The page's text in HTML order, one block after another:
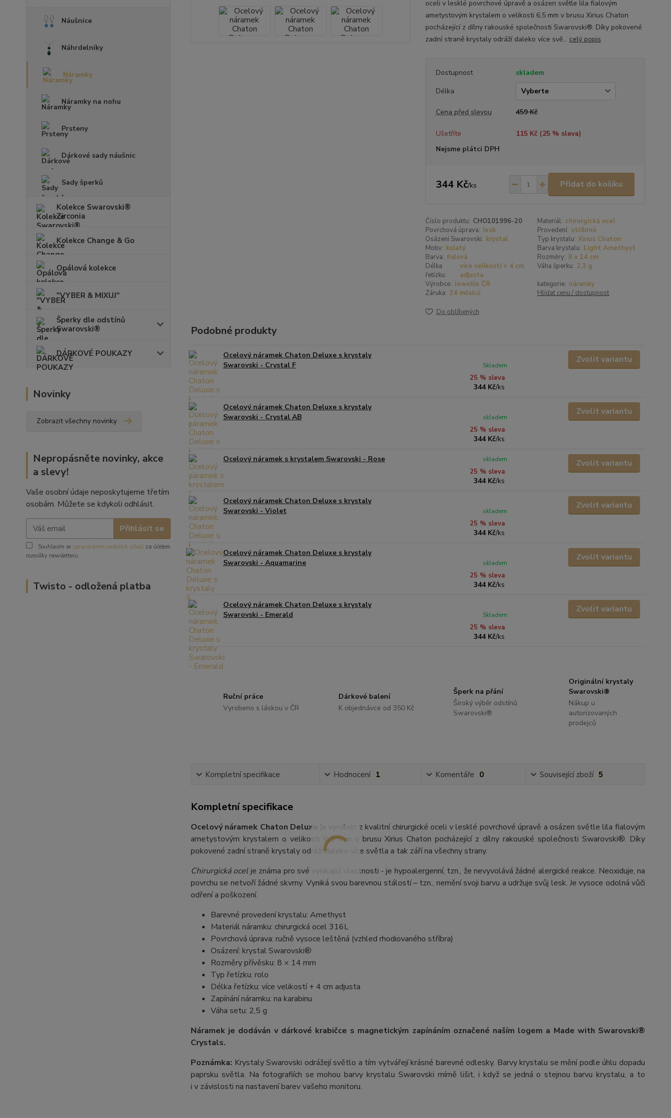
Náušnice
Náhrdelníky
Náramky
Náramky na nohu
Prsteny
Dárkové sady náušnic
Sady šperků
Kolekce Swarovski®
Zirconia
Kolekce Change & Go
Opálová kolekce
"VYBER & MIXUJ"
Šperky dle odstínů
Swarovski®
DÁRKOVÉ POUKAZY
Novinky
Zobrazit všechny novinky
Nepropásněte novinky, akce
a slevy!
Vaše osobní údaje neposkytujeme třetím
osobám. Můžete se kdykoli odhlásit.
Přihlásit se
Souhlasím se zpracováním osobních údajů za účelem
rozesílky newsletteru.
Twisto - odložená platba
oceli v lesklé povrchové úpravě a osázen světle lila fialovým
ametystovým krystalem o velikosti 6,5 mm v brusu Xirius Chaton
pocházející z dílny rakouské společnosti Swarovski®. Díky pokovené
zadní straně krystaly odráží daleko více svě... celý popis
Dostupnost
skladem
Délka
Cena před slevou 459 Kč
Ušetříte 115 Kč (25% sleva)
Nejsme plátci DPH
344 Kč/ks Přidat do košíku
Číslo produktu: CHO101996-20 Materiál: chirurgická ocel
Povrchová úprava: lesk Provedení: stříbrné
Osázení Swarovski: krystal Typ krystalu: Xirius Chaton
Motiv: kulatý Barva krystalu: Light Amethyst
Barva: fialová Rozměry: 8 x 14 cm
Délka
řetízku:
více velikostí + 4 cm
adjusta
Váha šperku: 2,3 g
Výrobce: Jewellis ČR kategorie: náramky
Záruka: 24 měsíců Hlídat cenu / dostupnost
Do oblíbených
Podobné produkty
Ocelový náramek Chaton Deluxe s krystaly
Swarovski - Crystal F
25 % sleva
344 Kč/ks
Skladem
Zvolit variantu
Ocelový náramek Chaton Deluxe s krystaly
Swarovski - Crystal AB
25 % sleva
344 Kč/ks
skladem
Zvolit variantu
Ocelový náramek s krystalem Swarovski - Rose
25 % sleva
344 Kč/ks
skladem Zvolit variantu
Ocelový náramek Chaton Deluxe s krystaly
Swarovski - Violet
25 % sleva
344 Kč/ks
skladem
Zvolit variantu
Ocelový náramek Chaton Deluxe s krystaly
Swarovski - Aquamarine
25 % sleva
344 Kč/ks
skladem
Zvolit variantu
Ocelový náramek Chaton Deluxe s krystaly
Swarovski - Emerald
25 % sleva
344 Kč/ks
Skladem
Zvolit variantu
Ruční práce
Vyrobeno s láskou v ČR
Dárkové balení
K objednávce od 350 Kč
Šperk na přání
Široký výběr odstínů
Swarovski®
Originální krystaly
Swarovski®
Nákup u
autorizovaných
prodejců
Kompletní specifikace Hodnocení 1 Komentáře 0 Související zboží 5
Kompletní specifikace
Ocelový náramek Chaton Deluxe
je vyroben z kvalitní chirurgické oceli v lesklé povrchové úpravě a osázen světle lila fialovým
ametystovým krystalem o velikosti 6,5 mm v brusu Xirius Chaton pocházející z dílny rakouské společnosti Swarovski®. Díky
pokovené zadní straně krystaly odráží daleko více světla a tak září na všechny strany.
Chirurgická ocel je známa pro své vynikající vlastnosti - je hypoalergenní, tzn., že nevyvolává žádné alergické reakce. Neoxiduje, na
povrchu se netvoří žádné skvrny. Vyniká svou barevnou stálostí – tzn., nemění svoji barvu a udržuje svůj lesk. Je vysoce odolná vůči
odření a poškození.
Barevné provedení krystalu: Amethyst
Materiál náramku: chirurgická ocel 316L
Povrchová úprava: ručně vysoce leštěná (vzhled rhodiovaného stříbra)
Osázení: krystal Swarovski®
Rozměry přívěsku: 8 × 14 mm
Typ řetízku: rolo
Délka řetízku: více velikostí + 4 cm adjusta
Zapínání náramku: na karabinu
Váha setu: 2,5 g
Náramek je dodáván v dárkové krabičce s magnetickým zapínáním označené naším logem a Made with Swarovski®
Crystals.
Poznámka: Krystaly Swarovski odrážejí světlo a tím vytvářejí krásné barevné odlesky. Barvy krystalu se mění podle úhlu dopadu
paprsku světla. Na fotografiích se mohou barvy krystalu Swarovski mírně lišit, i když se jedná o stejnou barvu krystalu, a to
i v závislosti na nastavení barev vašeho monitoru.